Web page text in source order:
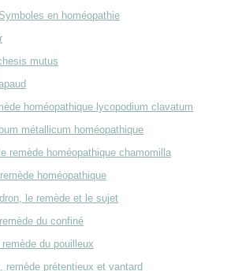
en homéopathie
mutus
homéopathique lycopodium clavatum
métallicum homéopathique
remède homéopathique chamomilla
homéopathique
le remède et le sujet
du confiné
du pouilleux
remède prétentieux et vantard